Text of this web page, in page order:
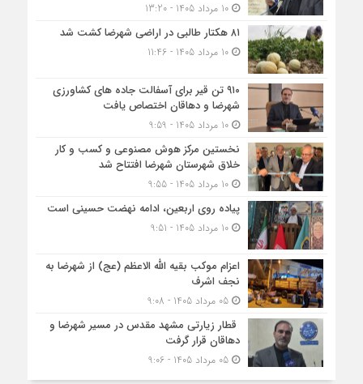
10 مرداد 1405 - 13:20
۸۱ هکتار طالبی در اراضی شهرضا کشت شد
10 مرداد 1405 - 11:46
۹۱۰ تن قیر برای آسفالت جاده های کشاورزی
شهرضا و دهاقان اختصاص یافت
10 مرداد 1405 - 9:59
نخستین مرکز هوش مصنوعی و کسب‌ و کار
خلاق شهرستان شهرضا افتتاح شد
10 مرداد 1405 - 9:55
پیاده روی اربعین، ادامه نهضت حسینی است
10 مرداد 1405 - 9:51
اعزام موکب بقیه الله الاعظم (عج) از شهرضا به
نجف اشرف
05 مرداد 1405 - 9:08
قطار زیارتی مشهد مقدس در مسیر شهرضا و
دهاقان قرار گرفت
05 مرداد 1405 - 9:06